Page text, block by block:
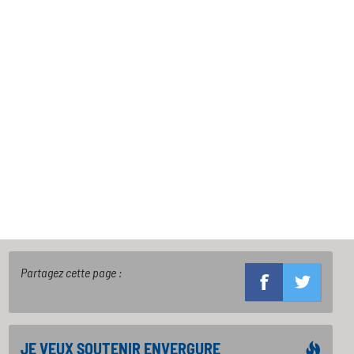
Partagez cette page :
JE VEUX SOUTENIR ENVERGURE